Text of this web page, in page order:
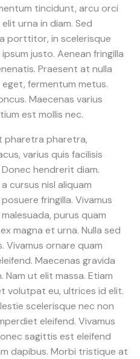
tincidunt, arcu orci
urna in diam. Sed
porttitor, in scelerisque
justo. Aenean fringilla
Praesent at nulla
fermentum metus.
Maecenas varius
est mollis nec.
pharetra pharetra,
varius quis facilisis
hendrerit diam.
cursus nisl aliquam
fringilla. Vivamus
purus quam
magna et urna. Nulla sed
Vivamus ornare quam
Maecenas gravida
ut elit massa. Etiam
volutpat eu, ultrices id elit.
scelerisque nec non
eleifend. Vivamus
sagittis est eleifend
dapibus. Morbi tristique at